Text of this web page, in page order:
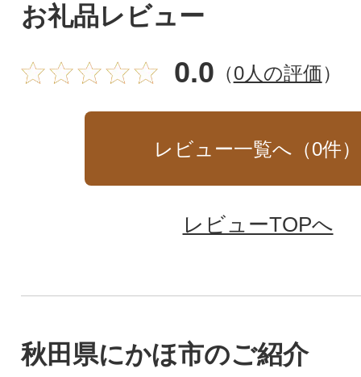
お礼品レビュー
0.0 （0人の評価）
レビュー一覧へ（0件）
レビューTOPへ
秋田県にかほ市のご紹介